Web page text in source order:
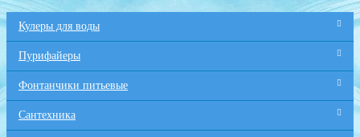
Кулеры для воды
Пурифайеры
Фонтанчики питьевые
Сантехника